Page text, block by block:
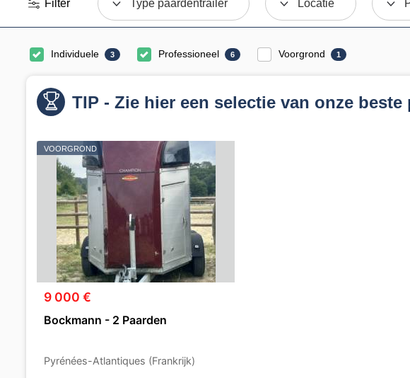
Filter Type paardentrailer Locatie
Individuele 3 Professioneel 6 Voorgrond 1
TIP - Zie hier een selectie van onze
VOORGROND
9 000 €
Bockmann - 2 Paarden
Pyrénées-Atlantiques (Frankrijk)